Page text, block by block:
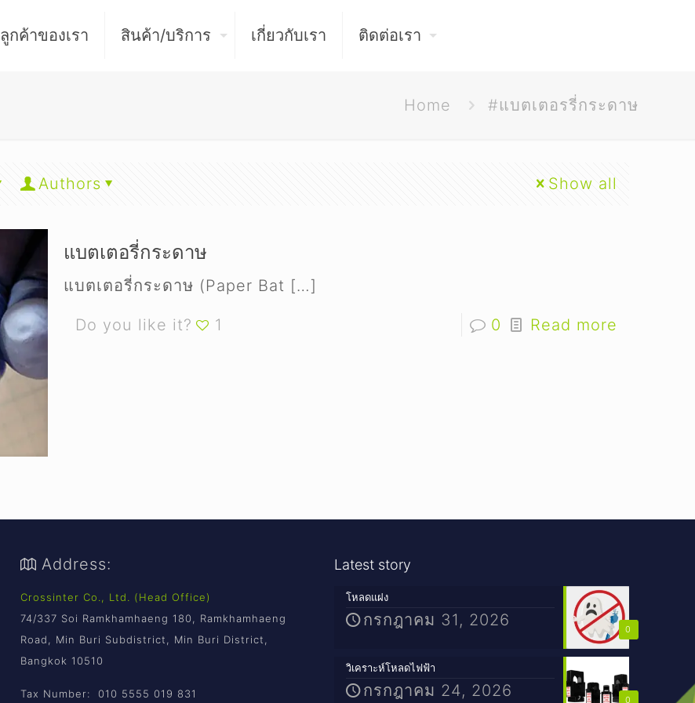
ลูกค้าของเรา สินค้า/บริการ เกี่ยวกับเรา ติดต่อเรา
Home #แบตเตอรรี่กระดาษ
Authors Show all
แบตเตอรี่กระดาษ
แบตเตอรี่กระดาษ (Paper Bat […]
Do you like it? 1 0 Read more
Address:
Crossinter Co., Ltd. (Head Office)
74/337 Soi Ramkhamhaeng 180, Ramkhamhaeng
Road, Min Buri Subdistrict, Min Buri District,
Bangkok 10510
Tax Number: 010 5555 019 831
Latest story
0
โหลดแฝง
กรกฎาคม 31, 2026
0
วิเคราะห์โหลดไฟฟ้า
กรกฎาคม 24, 2026